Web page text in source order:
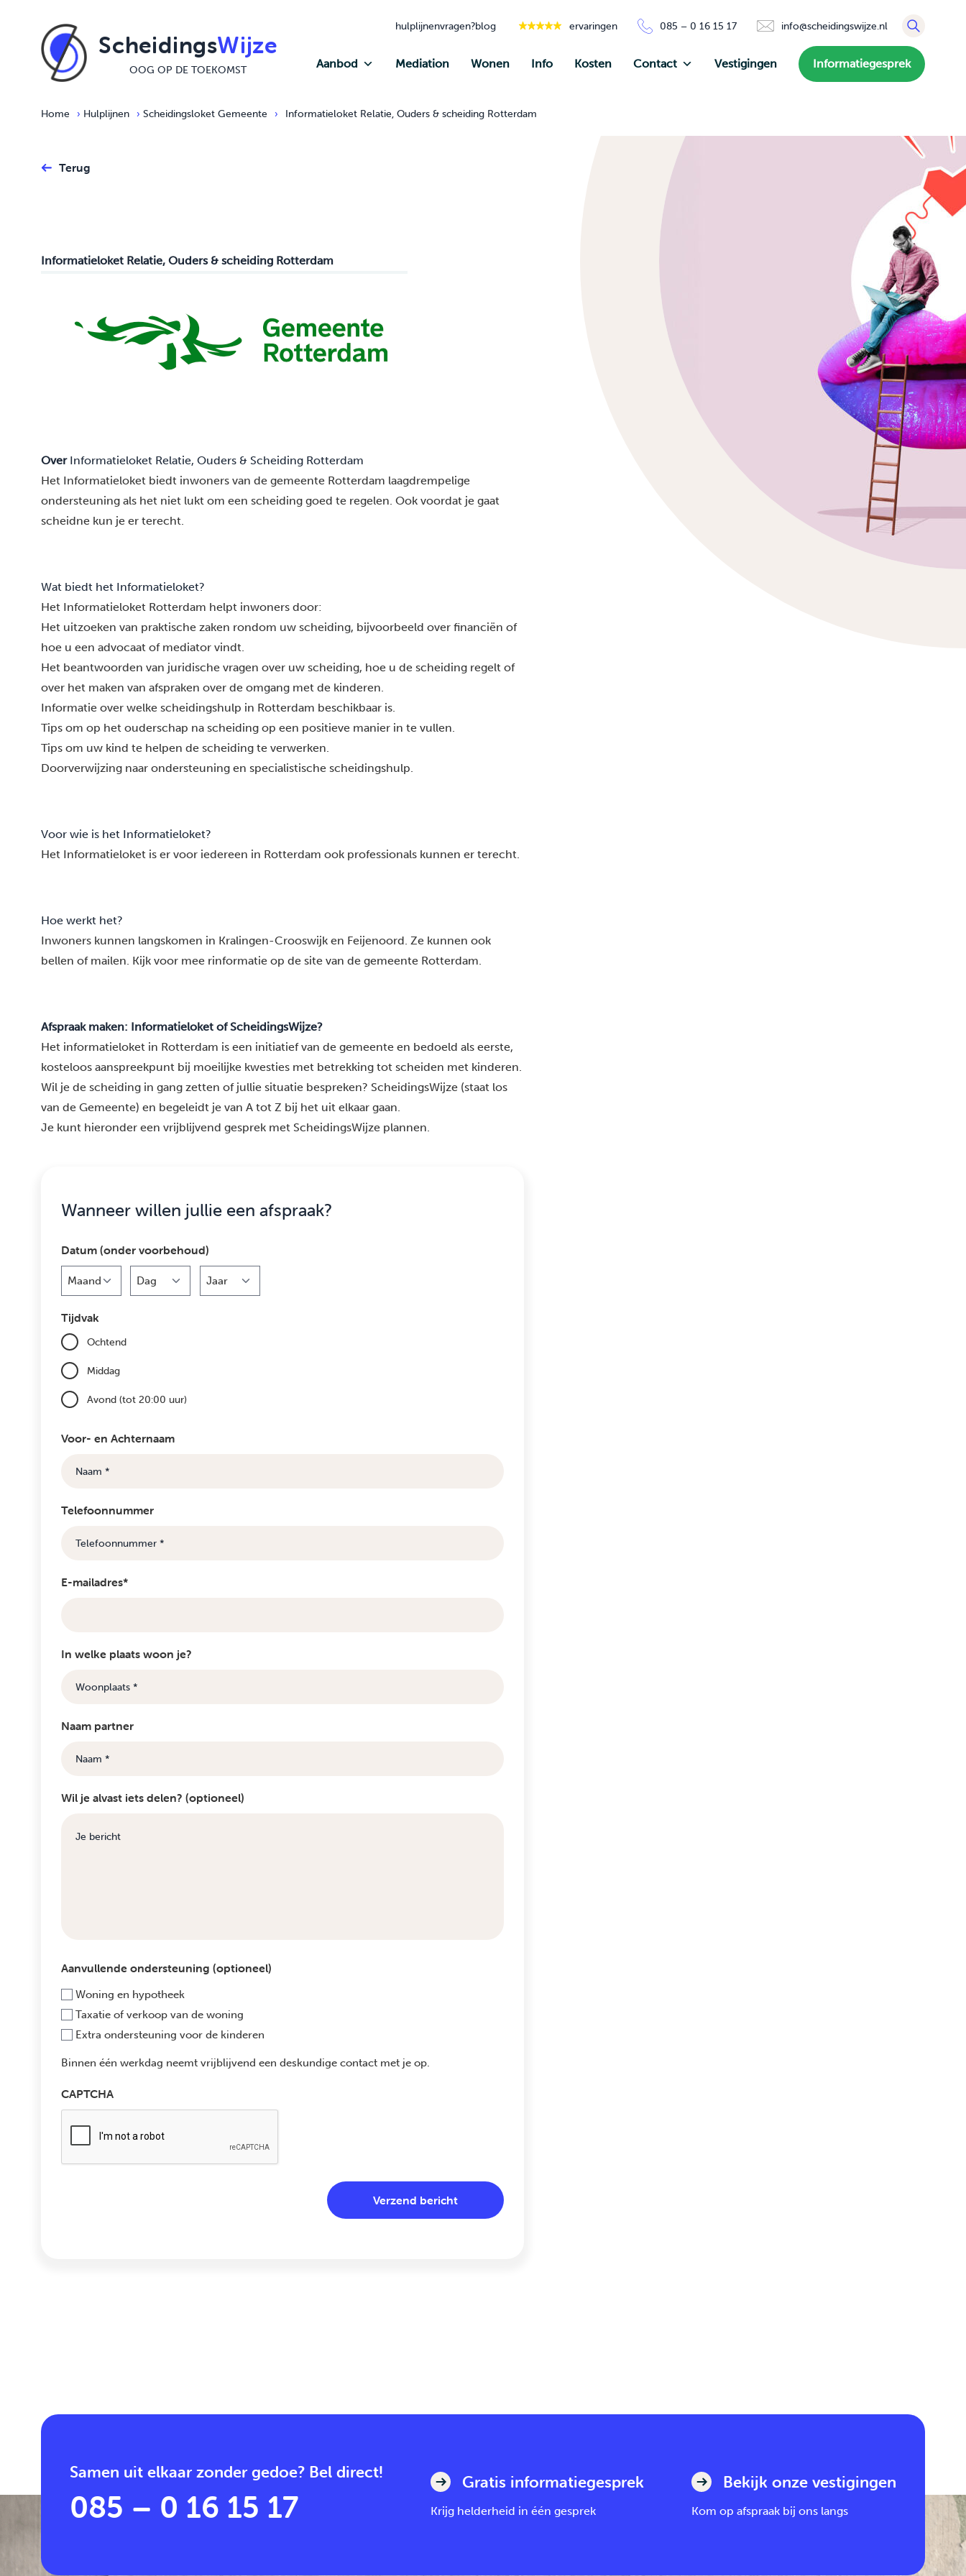
ScheidingsWijze
OOG OP DE TOEKOMST
hulplijnenvragen?blog ervaringen 085 – 0 16 15 17 info@scheidingswijze.nl
Aanbod Mediation Wonen Info Kosten Contact Vestigingen Informatiegesprek
Home › Hulplijnen › Scheidingsloket Gemeente › Informatieloket Relatie, Ouders & scheiding Rotterdam
Terug
Informatieloket Relatie, Ouders & scheiding Rotterdam
Over Informatieloket Relatie, Ouders & Scheiding Rotterdam
Het Informatieloket biedt inwoners van de gemeente Rotterdam laagdrempelige
ondersteuning als het niet lukt om een scheiding goed te regelen. Ook voordat je gaat
scheidne kun je er terecht.
Wat biedt het Informatieloket?
Het Informatieloket Rotterdam helpt inwoners door:
Het uitzoeken van praktische zaken rondom uw scheiding, bijvoorbeeld over financiën of
hoe u een advocaat of mediator vindt.
Het beantwoorden van juridische vragen over uw scheiding, hoe u de scheiding regelt of
over het maken van afspraken over de omgang met de kinderen.
Informatie over welke scheidingshulp in Rotterdam beschikbaar is.
Tips om op het ouderschap na scheiding op een positieve manier in te vullen.
Tips om uw kind te helpen de scheiding te verwerken.
Doorverwijzing naar ondersteuning en specialistische scheidingshulp.
Voor wie is het Informatieloket?
Het Informatieloket is er voor iedereen in Rotterdam ook professionals kunnen er terecht.
Hoe werkt het?
Inwoners kunnen langskomen in Kralingen-Crooswijk en Feijenoord. Ze kunnen ook
bellen of mailen. Kijk voor mee rinformatie op de site van de gemeente Rotterdam.
Afspraak maken: Informatieloket of ScheidingsWijze?
Het informatieloket in Rotterdam is een initiatief van de gemeente en bedoeld als eerste,
kosteloos aanspreekpunt bij moeilijke kwesties met betrekking tot scheiden met kinderen.
Wil je de scheiding in gang zetten of jullie situatie bespreken? ScheidingsWijze (staat los
van de Gemeente) en begeleidt je van A tot Z bij het uit elkaar gaan.
Je kunt hieronder een vrijblijvend gesprek met ScheidingsWijze plannen.
Wanneer willen jullie een afspraak?
Datum (onder voorbehoud)
Tijdvak
Ochtend
Middag
Avond (tot 20:00 uur)
Voor- en Achternaam
Telefoonnummer
E-mailadres*
In welke plaats woon je?
Naam partner
Wil je alvast iets delen? (optioneel)
Aanvullende ondersteuning (optioneel)
Woning en hypotheek
Taxatie of verkoop van de woning
Extra ondersteuning voor de kinderen
Binnen één werkdag neemt vrijblijvend een deskundige contact met je op.
CAPTCHA
Samen uit elkaar zonder gedoe? Bel direct!
085 – 0 16 15 17
Gratis informatiegesprek
Krijg helderheid in één gesprek
Bekijk onze vestigingen
Kom op afspraak bij ons langs